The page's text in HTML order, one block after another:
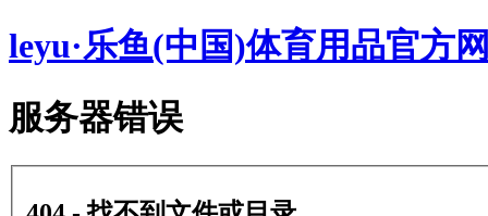
leyu·乐鱼(中国)体育用品官方
服务器错误